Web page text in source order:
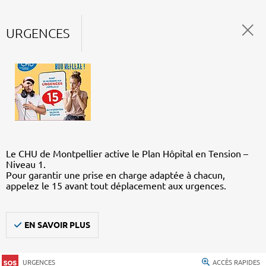
URGENCES
Le CHU de Montpellier active le Plan Hôpital en Tension –
Niveau 1.
Pour garantir une prise en charge adaptée à chacun,
appelez le 15 avant tout déplacement aux urgences.
EN SAVOIR PLUS
URGENCES ACCÈS RAPIDES